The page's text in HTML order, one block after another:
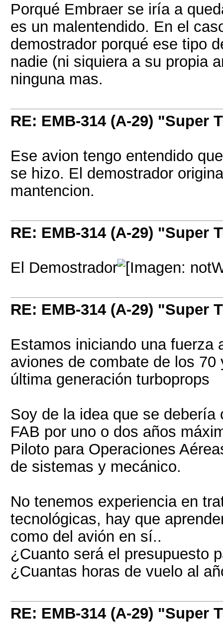
Porqué Embraer se iría a
es un malentendido. En el
demostrador porqué ese tipo
nadie (ni siquiera a su propia
ninguna mas.
RE: EMB-314 (A-29) "Super
Ese avion tengo entendido
se hizo. El demostrador
mantencion.
RE: EMB-314 (A-29) "Super
El Demostrador
RE: EMB-314 (A-29) "Super
Estamos iniciando una fuerza
aviones de combate de los
última generación turboprops
Soy de la idea que se
FAB por uno o dos años
Piloto para Operaciones
de sistemas y mecánico.
No tenemos experiencia en
tecnológicas, hay que
como del avión en sí..
¿Cuanto será el presupuesto
¿Cuantas horas de vuelo al
RE: EMB-314 (A-29) "Super